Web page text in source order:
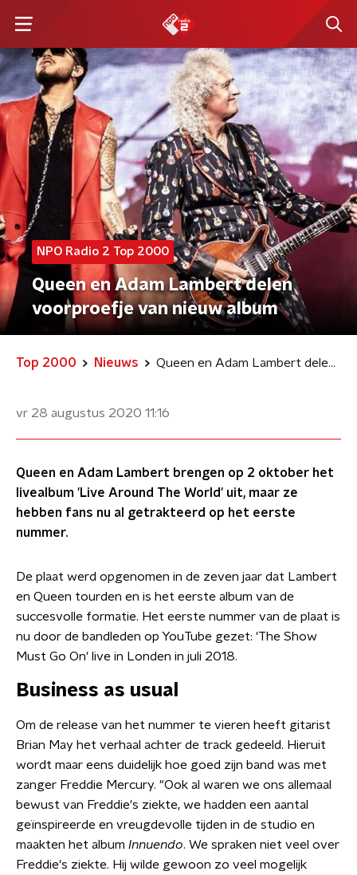
NPO Radio 2 Top 2000
Queen en Adam Lambert delen
voorproefje van nieuw album
Top 2000 Nieuws Queen en Adam Lambert delen voorproefje van nieuw album
vr 28 augustus 2020 11:16
Queen en Adam Lambert brengen op 2 oktober het
livealbum 'Live Around The World' uit, maar ze
hebben fans nu al getrakteerd op het eerste
nummer.
De plaat werd opgenomen in de zeven jaar dat Lambert
en Queen tourden en is het eerste album van de
succesvolle formatie. Het eerste nummer van de plaat is
nu door de bandleden op YouTube gezet: 'The Show
Must Go On' live in Londen in juli 2018.
Business as usual
Om de release van het nummer te vieren heeft gitarist
Brian May het verhaal achter de track gedeeld. Hieruit
wordt maar eens duidelijk hoe goed zijn band was met
zanger Freddie Mercury. "Ook al waren we ons allemaal
bewust van Freddie's ziekte, we hadden een aantal
geïnspireerde en vreugdevolle tijden in de studio en
maakten het album Innuendo. We spraken niet veel over
Freddie's ziekte. Hij wilde gewoon zo veel mogelijk